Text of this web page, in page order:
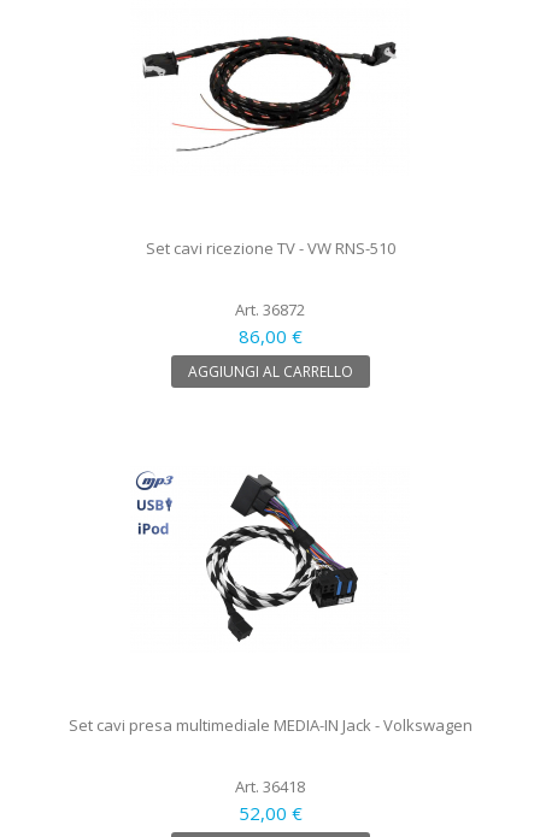
Set cavi ricezione TV - VW RNS-510
Art. 36872
86,00 €
AGGIUNGI AL CARRELLO
Set cavi presa multimediale MEDIA-IN Jack - Volkswagen
Art. 36418
52,00 €